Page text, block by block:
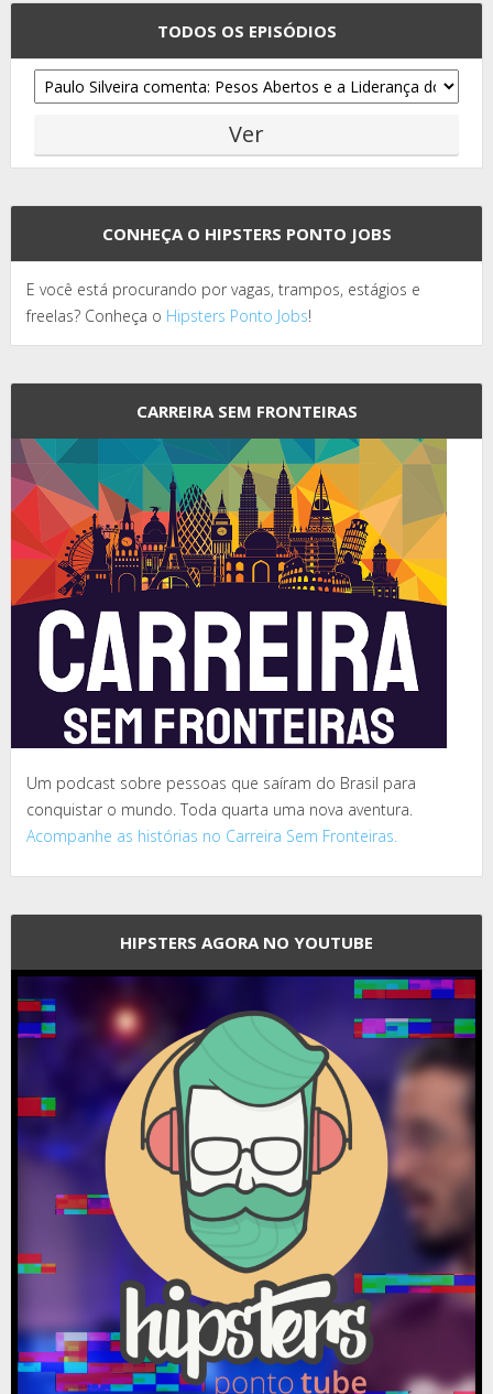
TODOS OS EPISÓDIOS
CONHEÇA O HIPSTERS PONTO JOBS
E você está procurando por vagas, trampos, estágios e
freelas? Conheça o Hipsters Ponto Jobs!
CARREIRA SEM FRONTEIRAS
Um podcast sobre pessoas que saíram do Brasil para
conquistar o mundo. Toda quarta uma nova aventura.
Acompanhe as histórias no Carreira Sem Fronteiras.
HIPSTERS AGORA NO YOUTUBE